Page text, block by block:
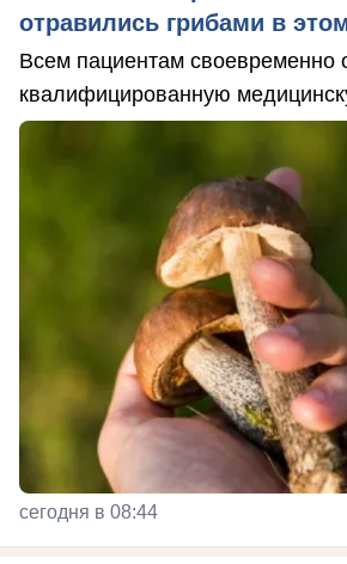
отравились грибами в
Всем пациентам своевременно
квалифицированную
сегодня в 08:44